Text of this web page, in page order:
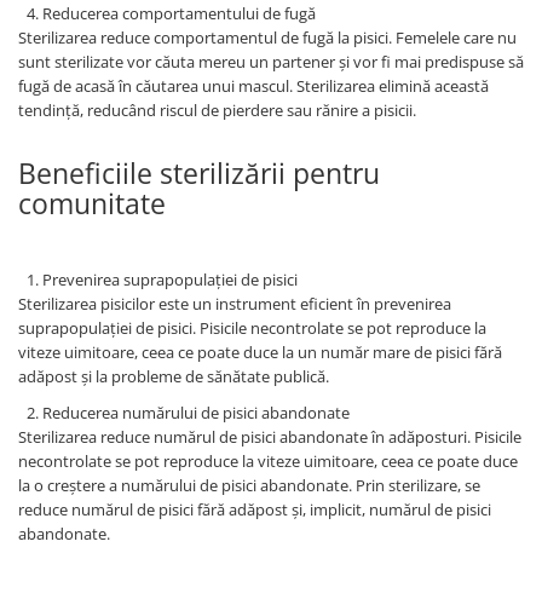
Reducerea comportamentului de fugă
Sterilizarea reduce comportamentul de fugă la pisici. Femelele care nu
sunt sterilizate vor căuta mereu un partener și vor fi mai predispuse să
fugă de acasă în căutarea unui mascul. Sterilizarea elimină această
tendință, reducând riscul de pierdere sau rănire a pisicii.
Beneficiile sterilizării pentru
comunitate
Prevenirea suprapopulației de pisici
Sterilizarea pisicilor este un instrument eficient în prevenirea
suprapopulației de pisici. Pisicile necontrolate se pot reproduce la
viteze uimitoare, ceea ce poate duce la un număr mare de pisici fără
adăpost și la probleme de sănătate publică.
Reducerea numărului de pisici abandonate
Sterilizarea reduce numărul de pisici abandonate în adăposturi. Pisicile
necontrolate se pot reproduce la viteze uimitoare, ceea ce poate duce
la o creștere a numărului de pisici abandonate. Prin sterilizare, se
reduce numărul de pisici fără adăpost și, implicit, numărul de pisici
abandonate.